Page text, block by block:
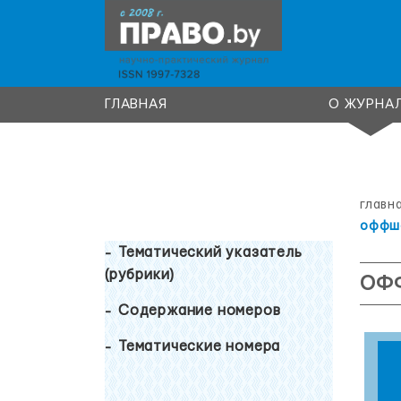
ГЛАВНАЯ О
Тематический указатель
(рубрики)
Содержание номеров
Тематические номера